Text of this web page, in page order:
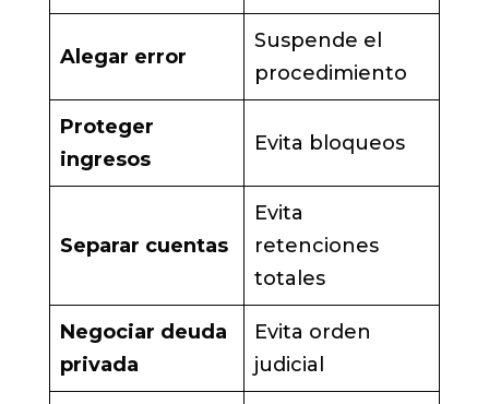
Alegar error
Suspende el
procedimiento
Proteger
ingresos
Evita bloqueos
Separar cuentas
Evita
retenciones
totales
Negociar deuda
privada
Evita orden
judicial